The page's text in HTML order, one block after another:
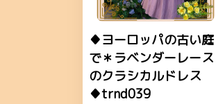
♦ヨーロッパの古い庭
で＊ラベンダーレース
のクラシカルドレス
♦trnd039